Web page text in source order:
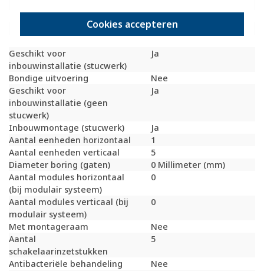
Cookies accepteren
Uitvoering oppervlakte
Mat
Geschikt voor
inbouwinstallatie (stucwerk)
Ja
Bondige uitvoering
Nee
Geschikt voor
inbouwinstallatie (geen
stucwerk)
Ja
Inbouwmontage (stucwerk)
Ja
Aantal eenheden horizontaal
1
Aantal eenheden verticaal
5
Diameter boring (gaten)
0 Millimeter (mm)
Aantal modules horizontaal
(bij modulair systeem)
0
Aantal modules verticaal (bij
modulair systeem)
0
Met montageraam
Nee
Aantal
schakelaarinzetstukken
5
Antibacteriële behandeling Nee